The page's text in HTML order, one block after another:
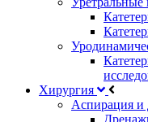
Хирургия
Аспирация и